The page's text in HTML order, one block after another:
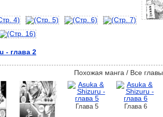
- глава 2
Похожая манга / Все главы
Глава 5 Глава 6